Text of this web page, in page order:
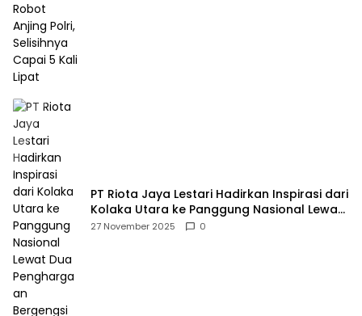
PT Riota Jaya Lestari Hadirkan Inspirasi dari
Kolaka Utara ke Panggung Nasional Lewat
Dua Penghargaan Bergengsi
27 November 2025 0